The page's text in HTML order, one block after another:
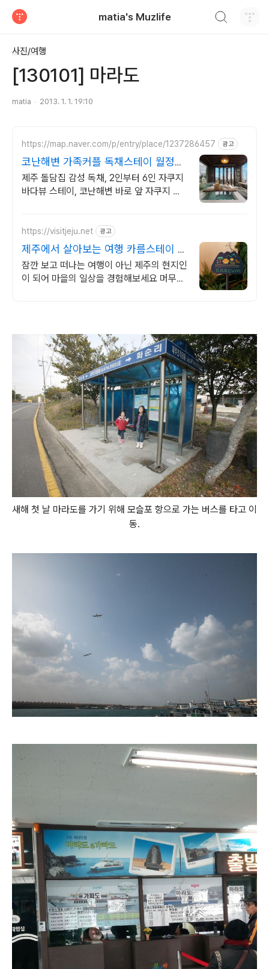
matia's Muzlife
사진/여행
[130101] 마라도
matia 2013. 1. 1. 19:10
https://map.naver.com/p/entry/place/1237286457 광고
코난해변 가족커플 독채스테이 월정리
근처 감성 독채 2채
제주 돌담집 감성 독채, 2인부터 6인 자쿠지
바다뷰 스테이, 코난해변 바로 앞 자쿠지 무
https://visitjeju.net 광고
제주에서 살아보는 여행 카름스테이 공
식사이트
잠깐 보고 떠나는 여행이 아닌 제주의 현지인
이 되어 마을의 일상을 경험해보세요 머무는
새해 첫 날 마라도를 가기 위해 모슬포 항으로 가는 버스를 타고 이
동.